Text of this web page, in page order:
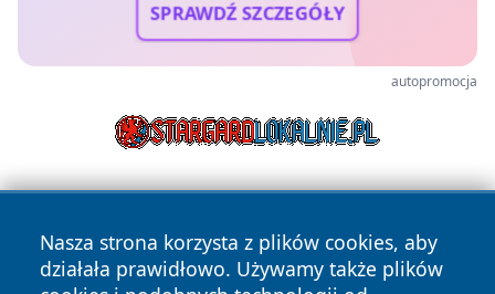
SPRAWDŹ SZCZEGÓŁY
autopromocja
Nasza strona korzysta z plików cookies, aby
działała prawidłowo. Używamy także plików